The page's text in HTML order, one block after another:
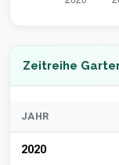
Zeitreihe
JAHR
2020